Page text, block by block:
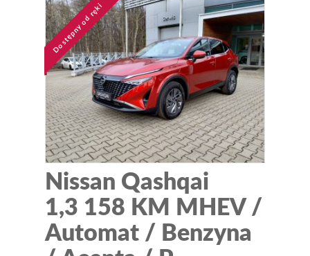
Dostępny od ręki
Nissan Qashqai
1,3 158 KM MHEV /
Automat / Benzyna